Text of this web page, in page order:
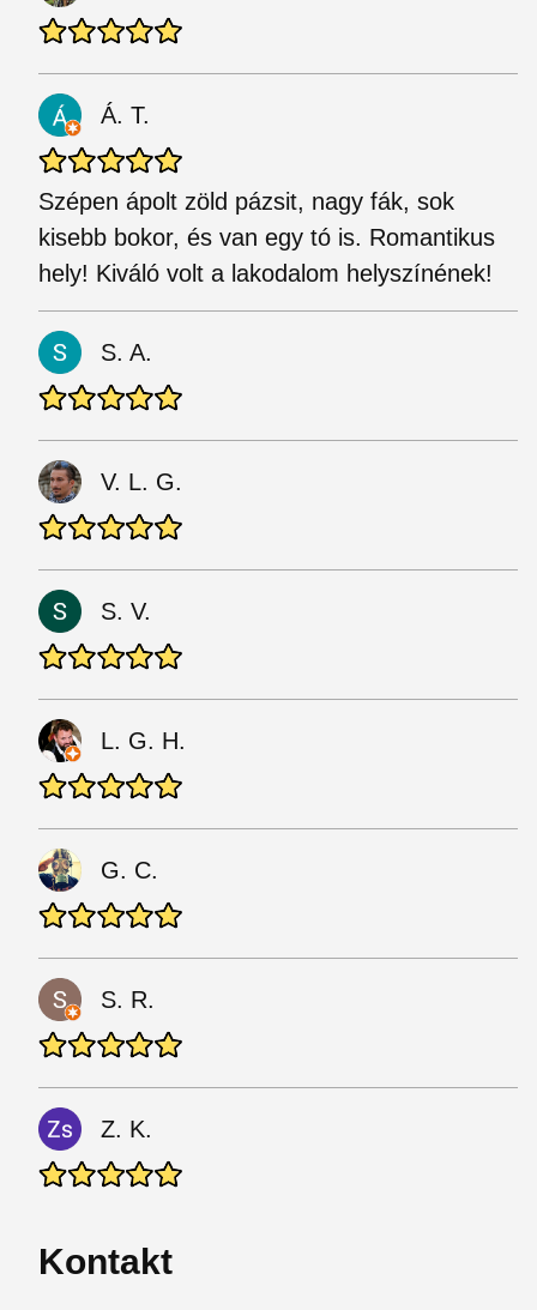
Á. T.
Szépen ápolt zöld pázsit, nagy fák, sok
kisebb bokor, és van egy tó is. Romantikus
hely! Kiváló volt a lakodalom helyszínének!
S. A.
V. L. G.
S. V.
L. G. H.
G. C.
S. R.
Z. K.
Kontakt